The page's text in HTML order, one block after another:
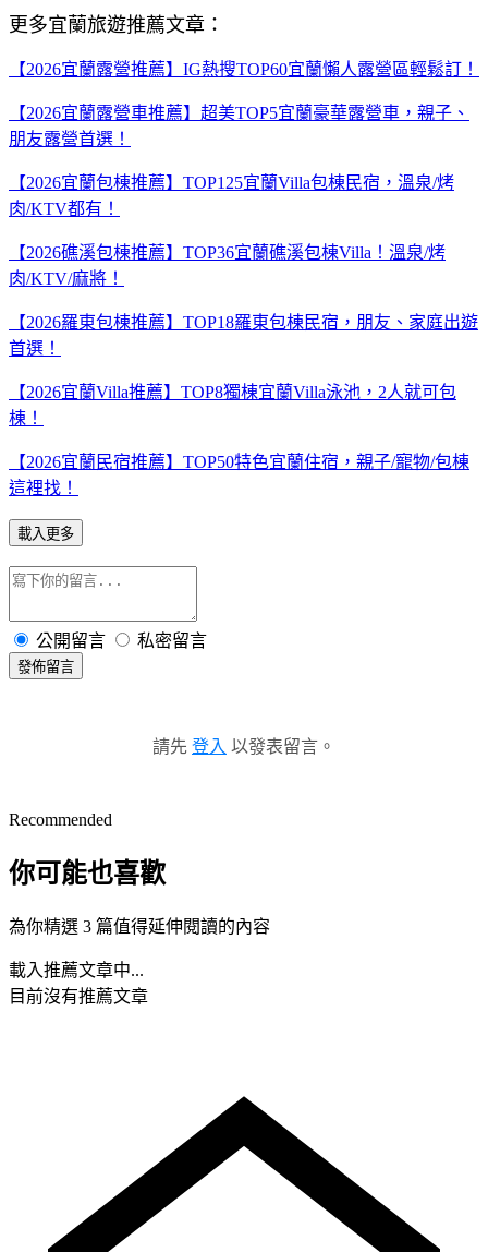
更多宜蘭旅遊推薦文章：
【2026宜蘭露營推薦】IG熱搜TOP60宜蘭懶人露營區輕鬆訂！
【2026宜蘭露營車推薦】超美TOP5宜蘭豪華露營車，親子、
朋友露營首選！
【2026宜蘭包棟推薦】TOP125宜蘭Villa包棟民宿，溫泉/烤
肉/KTV都有！
【2026礁溪包棟推薦】TOP36宜蘭礁溪包棟Villa！溫泉/烤
肉/KTV/麻將！
【2026羅東包棟推薦】TOP18羅東包棟民宿，朋友、家庭出遊
首選！
【2026宜蘭Villa推薦】TOP8獨棟宜蘭Villa泳池，2人就可包
棟！
【2026宜蘭民宿推薦】TOP50特色宜蘭住宿，親子/寵物/包棟
這裡找！
載入更多
公開留言 私密留言
發佈留言
請先 登入 以發表留言。
Recommended
你可能也喜歡
為你精選 3 篇值得延伸閱讀的內容
載入推薦文章中...
目前沒有推薦文章